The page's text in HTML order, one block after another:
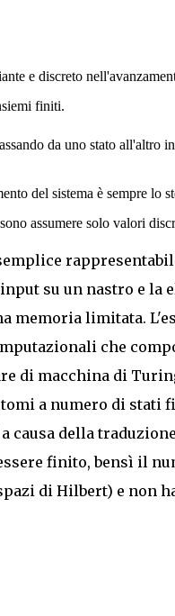
e discreto
finiti.
da uno stato all'altro
del sistema è sempre lo
assumere solo valori
su un nastro e la
memoria limitata.
che
di macchina di
a numero di stati
della
finito, bensì il
di Hilbert) e non